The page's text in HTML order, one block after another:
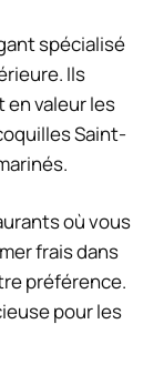
spécialisé
Ils
valeur les
Saint-
où vous
frais dans
préférence.
pour les